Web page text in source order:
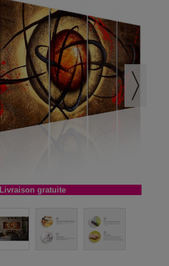
Livraison gratuite